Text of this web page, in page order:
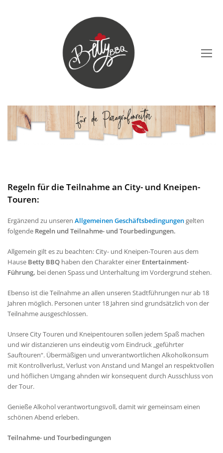
Regeln für die Teilnahme an City- und Kneipen-
Touren:
Ergänzend zu unseren Allgemeinen Geschäftsbedingungengelten
folgende Regeln und Teilnahme- und Tourbedingungen.
Allgemein gilt es zu beachten: City- und Kneipen-Touren aus dem
Hause Betty BBQ haben den Charakter einer Entertainment-
Führung, bei denen Spass und Unterhaltung im Vordergrund stehen.
Ebenso ist die Teilnahme an allen unseren Stadtführungen nur ab 18
Jahren möglich. Personen unter 18 Jahren sind grundsätzlich von der
Teilnahme ausgeschlossen.
Unsere City Touren und Kneipentouren sollen jedem Spaß machen
und wir distanzieren uns eindeutig vom Eindruck „geführter
Sauftouren“. Übermäßigen und unverantwortlichen Alkoholkonsum
mit Kontrollverlust, Verlust von Anstand und Mangel an respektvollen
und höflichen Umgang ahnden wir konsequent durch Ausschluss von
der Tour.
Genieße Alkohol verantwortungsvoll, damit wir gemeinsam einen
schönen Abend erleben.
Teilnahme- und Tourbedingungen